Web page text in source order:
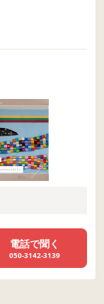
電話で聞く
050-3142-3139